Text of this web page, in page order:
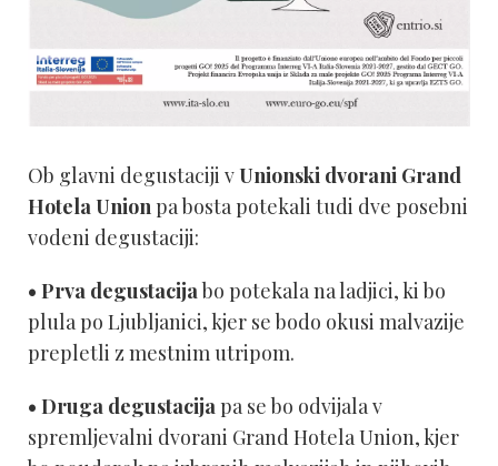
Ob glavni degustaciji vUnionski dvorani Grand
Hotela Union pa bosta potekali tudi dve posebni
vodeni degustaciji:
• Prva degustacijabo potekala na ladjici, ki bo
plula po Ljubljanici, kjer se bodo okusi malvazije
prepletli z mestnim utripom.
• Druga degustacija pa se bo odvijala v
spremljevalni dvorani Grand Hotela Union, kjer